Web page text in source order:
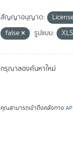
สัญญาอนุญาต:
false
รูปแบบ:
กรุณาลองค้นหาใหม่
คุณสามารถเข้าถึงคลังทาง API